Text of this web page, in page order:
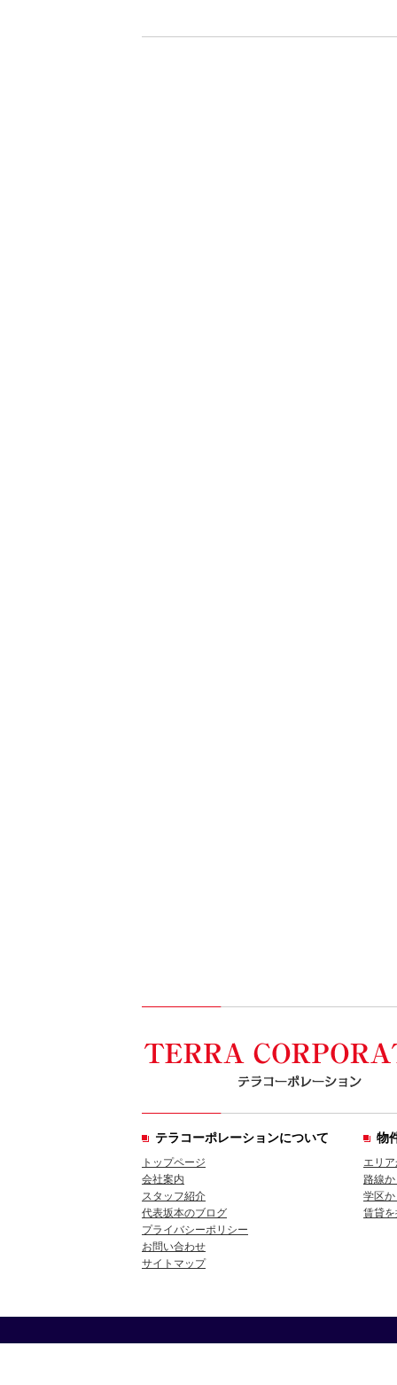
テラコーポレーションについて
トップページ
会社案内
スタッフ紹介
代表坂本のブログ
プライバシーポリシー
お問い合わせ
サイトマップ
物
エリ
路線
学区
賃貸